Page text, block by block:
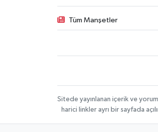
Tüm Manşetler
Sitede yayınlanan içerik ve
harici linkler ayrı bir sayfada